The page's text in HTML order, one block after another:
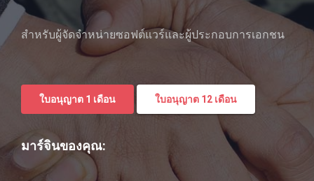
สําหรับผู้จัดจําหน่ายซอฟต์แวร์และผู้ประกอบการเอกชน
ใบอนุญาต 1 เดือน ใบอนุญาต 12 เดือน
มาร์จินของคุณ: